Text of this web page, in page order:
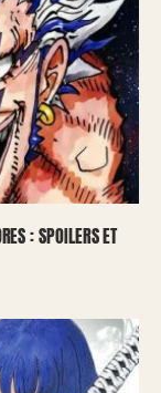
: SPOILERS ET